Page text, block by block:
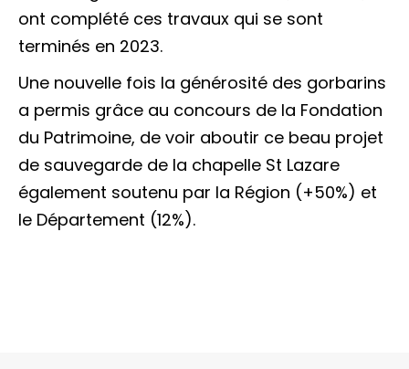
ont complété ces travaux qui se sont
terminés en 2023.
Une nouvelle fois la générosité des gorbarins
a permis grâce au concours de la Fondation
du Patrimoine, de voir aboutir ce beau projet
de sauvegarde de la chapelle St Lazare
également soutenu par la Région (+50%) et
le Département (12%).